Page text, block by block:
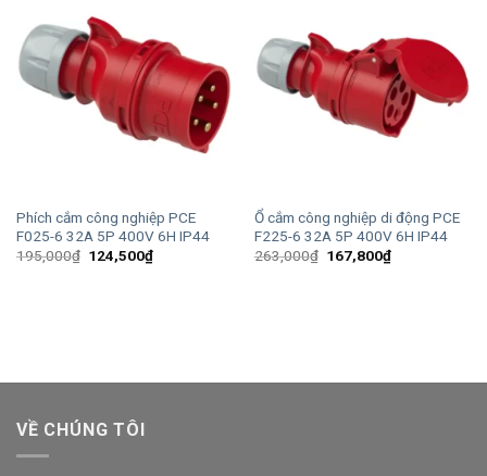
Phích cắm công nghiệp PCE
F025-6 32A 5P 400V 6H IP44
195,000₫ Giá
124,500₫Giá
hiện
Ổ cắm công nghiệp di động PCE
F225-6 32A 5P 400V 6H IP44
263,000₫ Giá
167,800₫Giá
hiện
VỀ CHÚNG TÔI